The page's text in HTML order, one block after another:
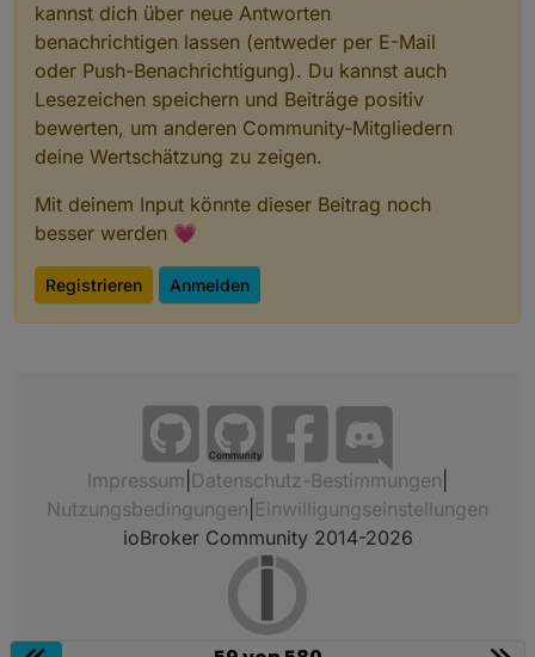
kannst dich über neue Antworten
benachrichtigen lassen (entweder per E-Mail
oder Push-Benachrichtigung). Du kannst auch
Lesezeichen speichern und Beiträge positiv
bewerten, um anderen Community-Mitgliedern
deine Wertschätzung zu zeigen.
Mit deinem Input könnte dieser Beitrag noch
besser werden 💗
Registrieren Anmelden
Community
Impressum Datenschutz-Bestimmungen
Nutzungsbedingungen Einwilligungseinstellungen
ioBroker Community 2014-2026